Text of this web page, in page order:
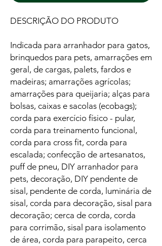
DESCRIÇÃO DO PRODUTO
Indicada para arranhador para gatos,
brinquedos para pets, amarrações em
geral, de cargas, palets, fardos e
madeiras; amarrações agrícolas;
amarrações para queijaria; alças para
bolsas, caixas e sacolas (ecobags);
corda para exercício físico - pular,
corda para treinamento funcional,
corda para cross fit, corda para
escalada; confecção de artesanatos,
puff de pneu, DIY arranhador para
pets, decoração, DIY pendente de
sisal, pendente de corda, luminária de
sisal, corda para decoração, sisal para
decoração; cerca de corda, corda
para corrimão, sisal para isolamento
de área, corda para parapeito, cerca